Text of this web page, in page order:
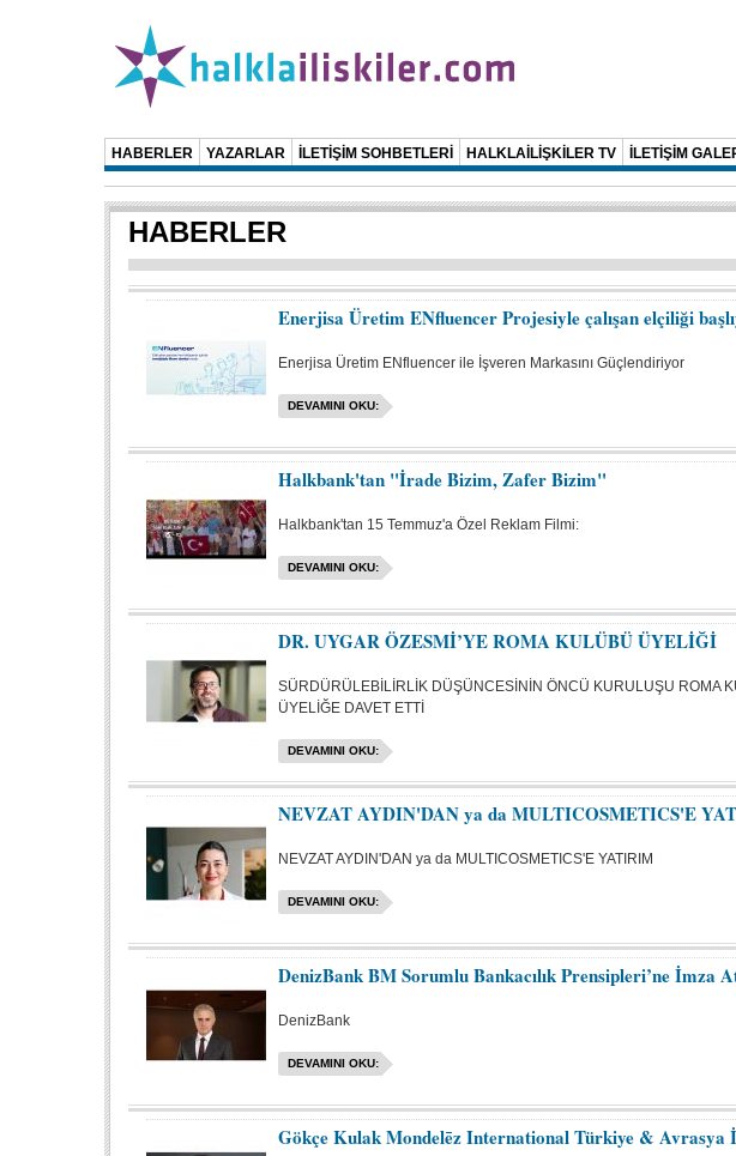
HABERLER YAZARLAR İLETİŞİM SOHBETLERİ HALKLAİLİŞKİLER TV İLETİŞİM
HABERLER
Enerjisa Üretim ENfluencer Projesiyle çalışan elçiliği
Enerjisa Üretim ENfluencer ile İşveren Markasını Güçlendiriyor
DEVAMINI OKU:
Halkbank'tan "İrade Bizim, Zafer Bizim"
Halkbank'tan 15 Temmuz'a Özel Reklam Filmi:
DEVAMINI OKU:
DR. UYGAR ÖZESMİ’YE ROMA KULÜBÜ ÜYELİĞİ
SÜRDÜRÜLEBİLİRLİK DÜŞÜNCESİNİN ÖNCÜ KURULUŞU ROMA
ÜYELİĞE DAVET ETTİ
DEVAMINI OKU:
NEVZAT AYDIN'DAN ya da MULTICOSMETICS'E
NEVZAT AYDIN'DAN ya da MULTICOSMETICS'E YATIRIM
DEVAMINI OKU:
DenizBank BM Sorumlu Bankacılık Prensipleri’ne İmza
DenizBank
DEVAMINI OKU:
Gökçe Kulak Mondelēz International Türkiye & Avrasya